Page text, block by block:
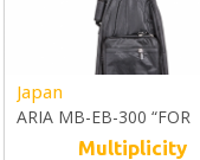
Japan
ARIA MB-EB-300 “FOR
ELECTRIC BASS GUITAR”
Multiplicity